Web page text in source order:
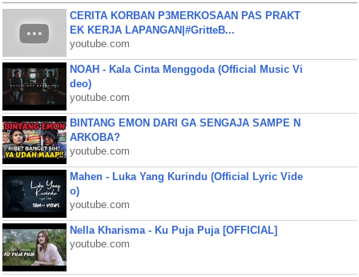
CERITA KORBAN P3MERKOSAAN PAS PRAKT
EK KERJA LAPANGAN|#GritteB...
youtube.com
NOAH - Kala Cinta Menggoda (Official Music Vi
deo)
youtube.com
BINTANG EMON DARI GA SENGAJA SAMPE N
ARKOBA?
youtube.com
Mahen - Luka Yang Kurindu (Official Lyric Vide
o)
youtube.com
Nella Kharisma - Ku Puja Puja [OFFICIAL]
youtube.com